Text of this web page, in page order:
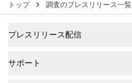
トップ 調査のプレスリリース一覧
プレスリリース配信
サポート